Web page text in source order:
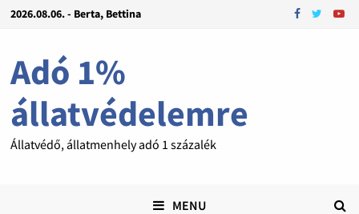
2026.08.06. - Berta, Bettina
Adó 1%
állatvédelemre
Állatvédő, állatmenhely adó 1 százalék
MENU